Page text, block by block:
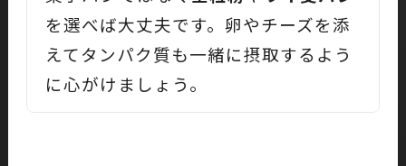
を選べば大丈夫です。卵やチーズを添
えてタンパク質も一緒に摂取するよう
に心がけましょう。